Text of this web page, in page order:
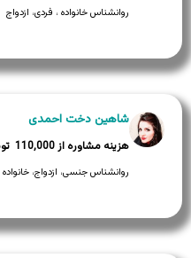
روانشناس خانواده ، فردی، ازدواج
شاهین دخت احمدی
110,000
روانشناس جنسی، ازدواج، خانواده